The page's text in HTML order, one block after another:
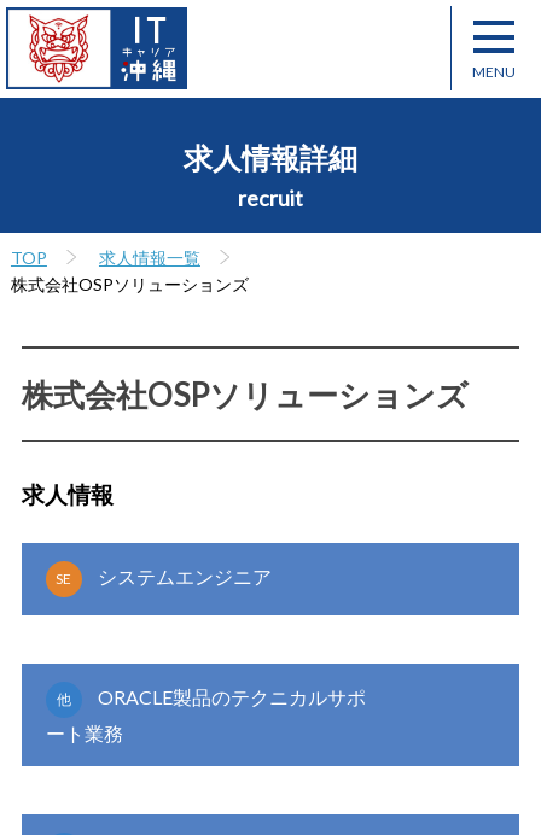
求人情報詳細
recruit
TOP
求人情報一覧
株式会社OSPソリューションズ
株式会社OSPソリューションズ
求人情報
SE システムエンジニア
他
ORACLE製品のテクニカルサポ
ート業務